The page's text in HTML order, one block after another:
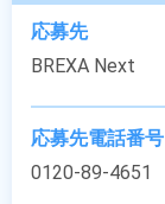
応募先
BREXA Next
応募先電話番号
0120-89-4651